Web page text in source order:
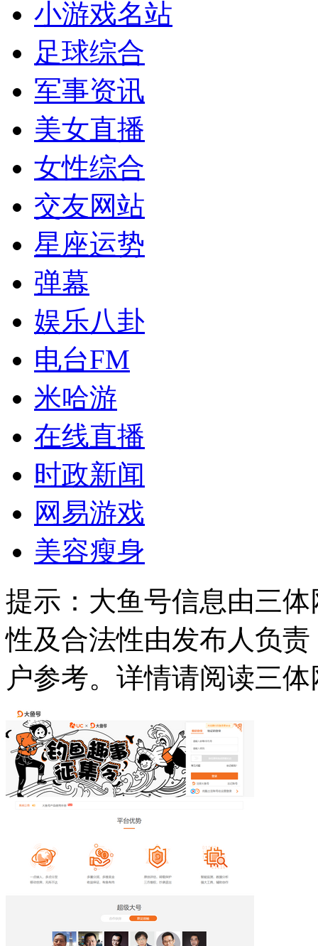
小游戏名站
足球综合
军事资讯
美女直播
女性综合
交友网站
星座运势
弹幕
娱乐八卦
电台FM
米哈游
在线直播
时政新闻
网易游戏
美容瘦身
提示： 大鱼号信息由三
性及合法性由发布人负
户参考。详情请阅读三